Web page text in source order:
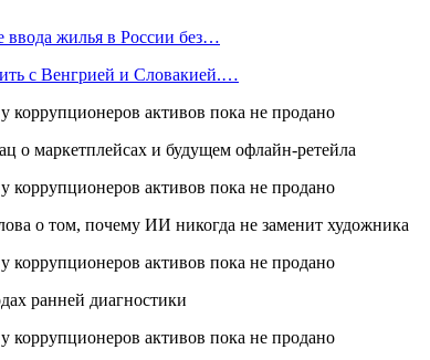
ввода жилья в России без…
с Венгрией и Словакией.…
о маркетплейсах и будущем офлайн-ретейла
о том, почему ИИ никогда не заменит художника
ранней диагностики